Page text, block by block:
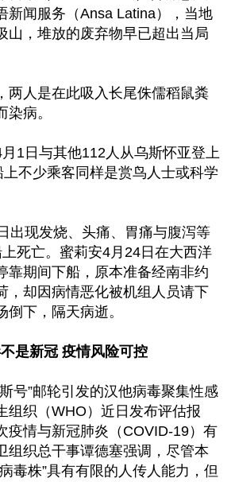
新闻服务（Ansa Latina），当地
山，堆放的废弃物早已超出当局
两人是在此吸入长尾侏儒稻鼠粪
病。
1日与其他112人从乌斯怀亚登上
上不少乘客同样是赏鸟人士或科学
出现发烧、头痛、胃痛与腹泻等
死亡。蜜莉安4月24日在大西洋
靠期间下船，原本准备经南非约
，却因病情恶化被机组人员请下
倒下，隔天病逝。
是新冠 疫情风险可控
号”邮轮引发的汉他病毒聚集性感
组织（WHO）近日发布评估报
疫情与新冠肺炎（COVID-19）有
组织总干事谭德塞强调，尽管本
毒株”具有有限的人传人能力，但